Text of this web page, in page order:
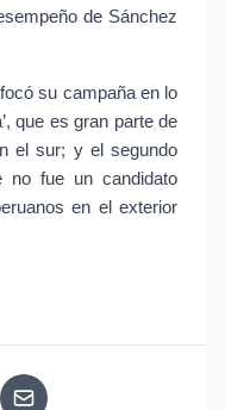
de Sánchez
su campaña en lo
que es gran parte de
el sur; y el segundo
fue un candidato
en el exterior